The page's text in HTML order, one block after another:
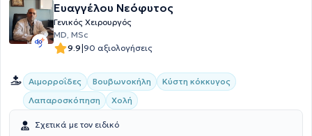
Ευαγγέλου Νεόφυτος
Γενικός Χειρουργός
MD, MSc
9.9|90 αξιολογήσεις
Αιμορροΐδες Βουβωνοκήλη
Κύστη κόκκυγος
Λαπαροσκόπηση
Χολή
Σχετικά με τον ειδικό